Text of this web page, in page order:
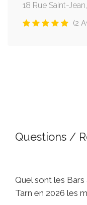
18 Rue Saint-
(2
Questions /
Quel sont les
Tarn en 2026 les